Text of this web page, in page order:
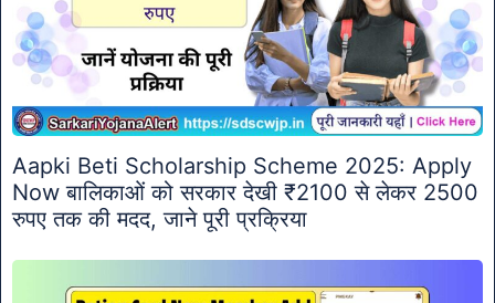
Aapki Beti Scholarship Scheme 2025: Apply
Now बालिकाओं को सरकार देखी ₹2100 से लेकर 2500
रुपए तक की मदद, जाने पूरी प्रक्रिया